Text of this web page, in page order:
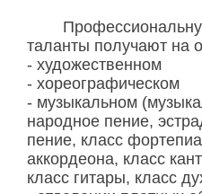
таланты получают на
- художественном
- хореографическом
- музыкальном
народное пение,
пение, класс
аккордеона, класс
класс гитары, класс